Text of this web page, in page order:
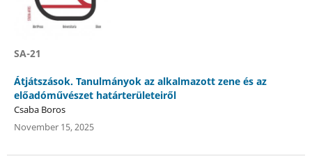
SA-21
Átjátszások. Tanulmányok az alkalmazott zene és az
előadóművészet határterületeiről
Csaba Boros
November 15, 2025